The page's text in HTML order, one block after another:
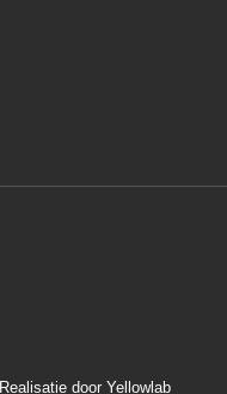
Realisatie door Yellowlab